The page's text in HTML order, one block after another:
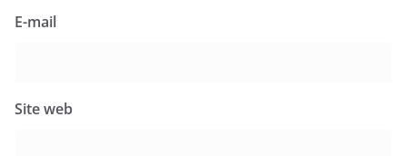
E-mail
Site web